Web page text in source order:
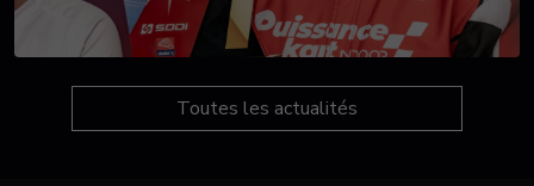
Toutes les actualités